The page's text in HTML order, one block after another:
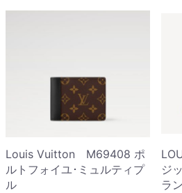
Louis Vuitton M69408 ポ
ルトフォイユ･ミュルティプ
ル
ジ
ラ